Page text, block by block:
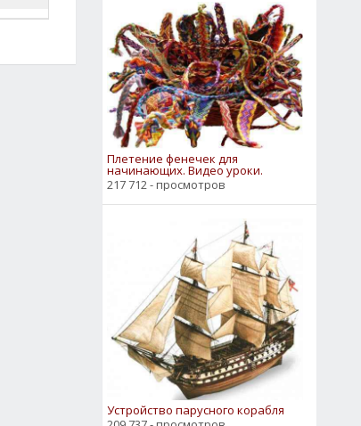
Плетение фенечек для
начинающих. Видео уроки.
217 712 - просмотров
Устройство парусного корабля